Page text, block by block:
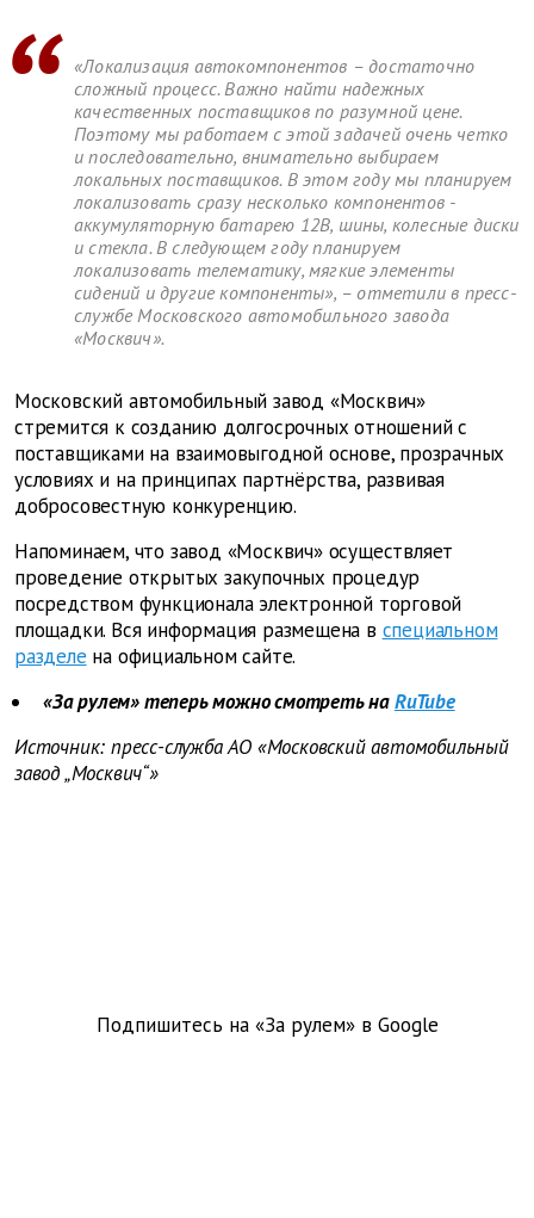
«Локализация автокомпонентов – достаточно
сложный процесс. Важно найти надежных
качественных поставщиков по разумной цене.
Поэтому мы работаем с этой задачей очень четко
и последовательно, внимательно выбираем
локальных поставщиков. В этом году мы планируем
локализовать сразу несколько компонентов -
аккумуляторную батарею 12В, шины, колесные диски
и стекла. В следующем году планируем
локализовать телематику, мягкие элементы
сидений и другие компоненты», – отметили в пресс-
службе Московского автомобильного завода
«Москвич».
Московский автомобильный завод «Москвич»
стремится к созданию долгосрочных отношений с
поставщиками на взаимовыгодной основе, прозрачных
условиях и на принципах партнёрства, развивая
добросовестную конкуренцию.
Напоминаем, что завод «Москвич» осуществляет
проведение открытых закупочных процедур
посредством функционала электронной торговой
площадки. Вся информация размещена в специальном
разделе на официальном сайте.
«За рулем» теперь можно смотреть наRuTube
Источник: пресс-служба АО «Московский автомобильный
завод „Москвич“»
Подпишитесь на «За рулем» в Google